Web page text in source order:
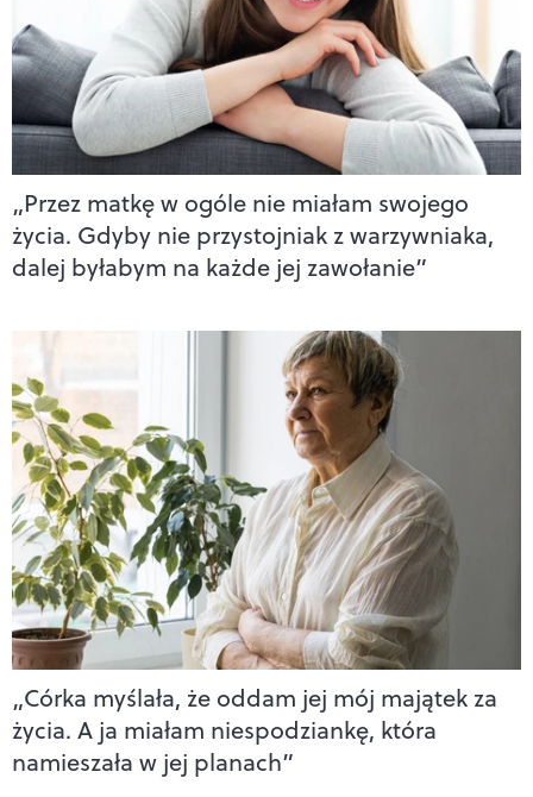
„Przez matkę w ogóle nie miałam swojego
życia. Gdyby nie przystojniak z warzywniaka,
dalej byłabym na każde jej zawołanie”
„Córka myślała, że oddam jej mój majątek za
życia. A ja miałam niespodziankę, która
namieszała w jej planach”